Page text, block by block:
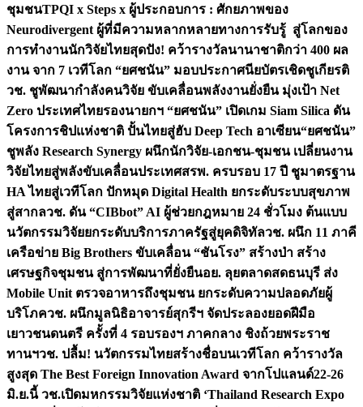
ชุมชนTPQI x Steps x ผู้ประกอบการ : ศักยภาพของ
Neurodivergent ผู้ที่มีความหลากหลายทางการรับรู้ สู่โลกของ
การทำงานนักวิจัยไทยสุดปัง! คว้ารางวัลนานาชาติกว่า 400 ผล
งาน จาก 7 เวทีโลก “ยศชนัน” มอบประกาศนียบัตรเชิดชูเกียรติ
วช. ชูพัฒนากำลังคนวิจัย ขับเคลื่อนพลังงานยั่งยืน มุ่งเป้า Net
Zero ประเทศไทยรองนายกฯ “ยศชนัน” เปิดเกม Siam Silica ดัน
โครงการชิปแห่งชาติ ปั้นไทยสู่ฮับ Deep Tech อาเซียน“ยศชนัน”
ชูพลัง Research Synergy ผนึกนักวิจัย-เอกชน-ชุมชน เปลี่ยนงาน
วิจัยไทยสู่พลังขับเคลื่อนประเทศสรพ. ครบรอบ 17 ปี ชูมาตรฐาน
HA ไทยสู่เวทีโลก ปักหมุด Digital Health ยกระดับระบบสุขภาพ
สู่สากลวช. ดัน “CIBbot” AI ผู้ช่วยกฎหมาย 24 ชั่วโมง ต้นแบบ
นวัตกรรมวิจัยยกระดับบริการภาครัฐสู่ยุคดิจิทัลวช. ผนึก 11 ภาคี
เครือข่าย Big Brothers ขับเคลื่อน “ชันโรง” สร้างป่า สร้าง
เศรษฐกิจชุมชน สู่การพัฒนาที่ยั่งยืนอย. ลุยตลาดสดธนบุรี ส่ง
Mobile Unit ตรวจอาหารถึงชุมชน ยกระดับความปลอดภัยผู้
บริโภควช. ผนึกมูลนิธิอาจารย์สุกรีฯ จัดประลองยอดฝีมือ
เยาวชนดนตรี ครั้งที่ 4 รอบรองฯ ภาคกลาง ชิงถ้วยพระราช
ทานฯวช. ปลื้ม! นวัตกรรมไทยสร้างชื่อบนเวทีโลก คว้ารางวัล
สูงสุด The Best Foreign Innovation Award จากโปแลนด์22-26
มิ.ย.นี้ วช.เปิดมหกรรมวิจัยแห่งชาติ ‘Thailand Research Expo